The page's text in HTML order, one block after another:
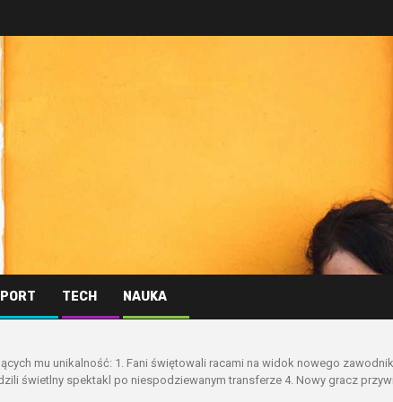
TECH NAUKA
mu unikalność: 1. Fani świętowali racami na widok nowego
świetlny spektakl po niespodziewanym transferze 4. Nowy gracz